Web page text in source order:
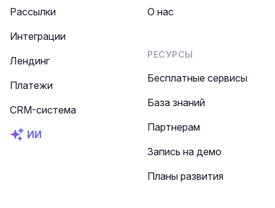
Рассылки
Интеграции
Лендинг
Платежи
CRM-система
ИИ
О нас
РЕСУРСЫ
Бесплатные сервисы
База знаний
Партнерам
Запись на демо
Планы развития